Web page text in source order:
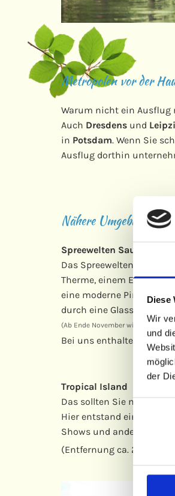
Diese
Wir
und
der
Metropolen vor der
Warum nicht ein Ausflug
Auch Dresdens und
in Potsdam. Wenn Sie
Ausflug dorthin
Nähere Umgebung
Spreewelten Sauna- &
Das Spreewelten Bad ist
Therme, einem Eltern-
eine moderne
durch eine Glasscheibe
(Ab Ende November wieder
Bei uns enthalten Sie
Tropical Island
Das sollten Sie miterlebt
Hier entstand eine
Shows und andere
(Entfernung ca. 20 km)